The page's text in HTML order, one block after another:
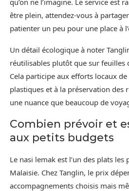
être plein, attendez-vous à
patienter un peu pour une place à
Un détail écologique à noter
réutilisables plutôt que sur feuilles
Cela participe aux efforts locaux
plastiques et à la préservation des
une nuance que beaucoup de
Combien prévoir et
aux petits budgets
Le nasi lemak est l’un des plats les
Malaisie. Chez Tanglin, le prix
accompagnements choisis mais